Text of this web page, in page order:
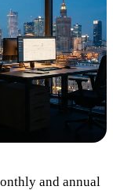
and annual